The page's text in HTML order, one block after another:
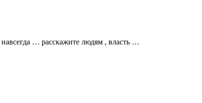
… расскажите людям , власть …